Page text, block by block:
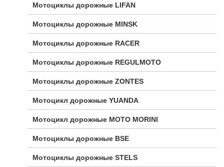
Мотоциклы дорожные LIFAN
Мотоциклы дорожные MINSK
Мотоциклы дорожные RACER
Мотоциклы дорожные REGULMOTO
Мотоциклы дорожные ZONTES
Мотоцикл дорожные YUANDA
Мотоцикл дорожные МОТО MORINI
Мотоциклы дорожные BSE
Мотоциклы дорожные STELS